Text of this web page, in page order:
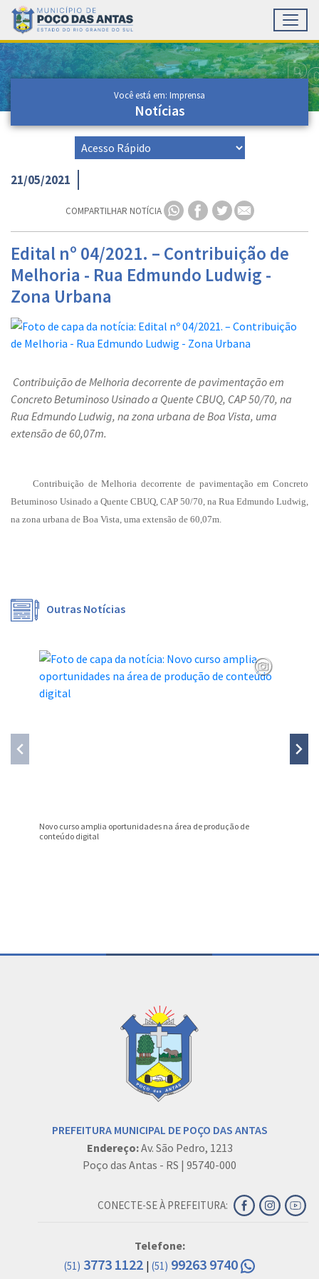
Ir para conteúdo principal
Conteúdo Principal
Você está em: Imprensa
Notícias
21/05/2021
COMPARTILHAR NOTÍCIA
Edital nº 04/2021. – Contribuição de
Melhoria - Rua Edmundo Ludwig -
Zona Urbana
Contribuição de Melhoria decorrente de pavimentação em
Concreto Betuminoso Usinado a Quente CBUQ, CAP 50/70, na
Rua Edmundo Ludwig, na zona urbana de Boa Vista, uma
extensão de 60,07m.
Contribuição de Melhoria decorrente de pavimentação em Concreto
Betuminoso Usinado a Quente CBUQ, CAP 50/70, na Rua Edmundo Ludwig,
na zona urbana de Boa Vista, uma extensão de 60,07m.
Outras Notícias
Novo curso amplia oportunidades na área de produção de
conteúdo digital
PREFEITURA MUNICIPAL DE POÇO DAS ANTAS
Endereço:Av. São Pedro, 1213
Poço das Antas - RS | 95740-000
CONECTE-SE À PREFEITURA:
Telefone:
(51) 3773 1122 | (51) 99263 9740